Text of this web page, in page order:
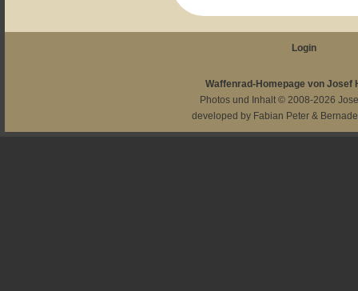
Login
Waffenrad-Homepage von Josef
Photos und Inhalt © 2008-2026
developed by Fabian Peter &